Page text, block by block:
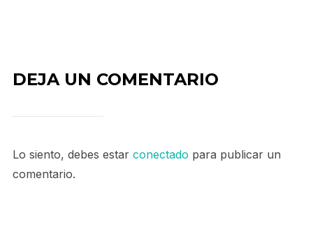
DEJA UN COMENTARIO
Lo siento, debes estar conectado para publicar un
comentario.